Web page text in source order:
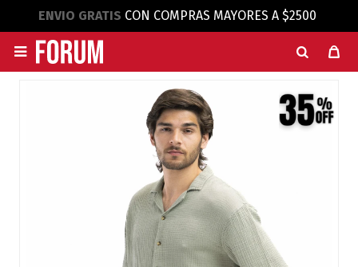
ENVIO GRATIS CON COMPRAS MAYORES A $2500
